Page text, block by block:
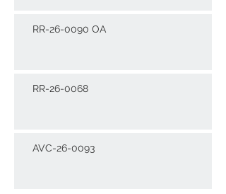
RR-26-0090 OA
RR-26-0068
AVC-26-0093